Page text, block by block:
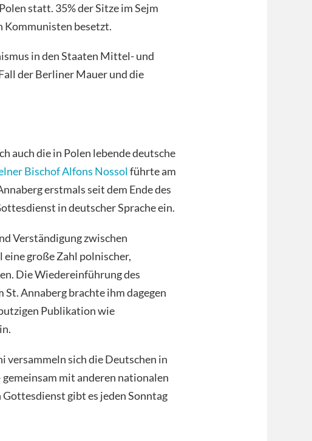
statt. 35% der Sitze im Sejm
Kommunisten besetzt.
in den Staaten Mittel- und
der Berliner Mauer und die
auch die in Polen lebende deutsche
Bischof Alfons Nossolführte am
erstmals seit dem Ende des
in deutscher Sprache ein.
Verständigung zwischen
große Zahl polnischer,
Die Wiedereinführung des
Annaberg brachte ihm dagegen
Publikation wie
versammeln sich die Deutschen in
mit anderen nationalen
gibt es jeden Sonntag